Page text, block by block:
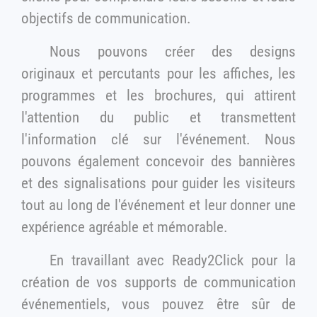
objectifs de communication.
Nous pouvons créer des designs
originaux et percutants pour les affiches, les
programmes et les brochures, qui attirent
l'attention du public et transmettent
l'information clé sur l'événement. Nous
pouvons également concevoir des bannières
et des signalisations pour guider les visiteurs
tout au long de l'événement et leur donner une
expérience agréable et mémorable.
En travaillant avec Ready2Click pour la
création de vos supports de communication
événementiels, vous pouvez être sûr de